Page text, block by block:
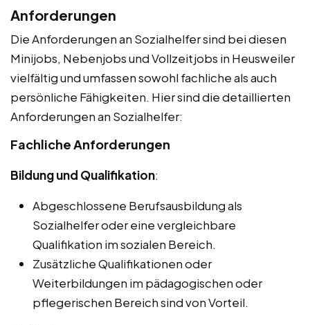
Anforderungen
Die Anforderungen an Sozialhelfer sind bei diesen
Minijobs, Nebenjobs und Vollzeitjobs in Heusweiler
vielfältig und umfassen sowohl fachliche als auch
persönliche Fähigkeiten. Hier sind die detaillierten
Anforderungen an Sozialhelfer:
Fachliche Anforderungen
Bildung und Qualifikation:
Abgeschlossene Berufsausbildung als
Sozialhelfer oder eine vergleichbare
Qualifikation im sozialen Bereich.
Zusätzliche Qualifikationen oder
Weiterbildungen im pädagogischen oder
pflegerischen Bereich sind von Vorteil.